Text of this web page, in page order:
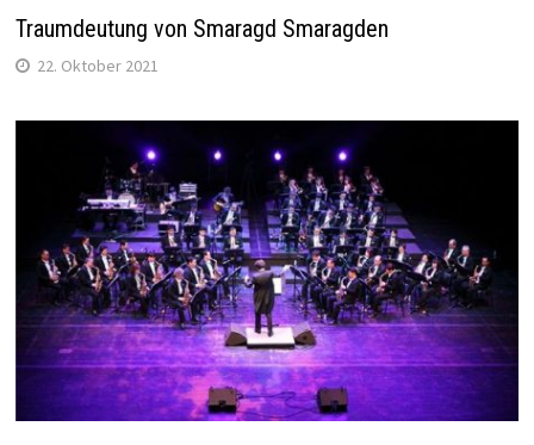
Traumdeutung von Smaragd Smaragden
22. Oktober 2021